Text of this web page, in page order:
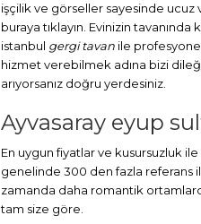
işçilik ve görseller sayesinde ucuz
buraya tıklayın. Evinizin
istanbul gergi tavan ile
hizmet verebilmek adına bizi
arıyorsanız doğru yerdesiniz.
Ayvasaray eyup
En uygun fiyatlar ve kusursuzluk
genelinde 300 den fazla referans
zamanda daha romantik
tam size göre.